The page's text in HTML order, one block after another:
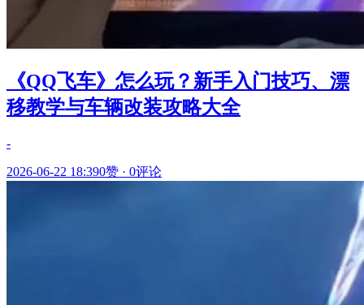
《QQ飞车》怎么玩？新手入门技巧、漂
移教学与车辆改装攻略大全
-
2026-06-22 18:390赞 · 0评论